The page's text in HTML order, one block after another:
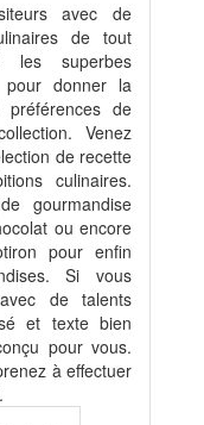
avec de
de tout
les superbes
pour donner la
de
Venez
de recette
culinaires.
gourmandise
ou encore
pour enfin
Si vous
de talents
et texte bien
pour vous.
à effectuer